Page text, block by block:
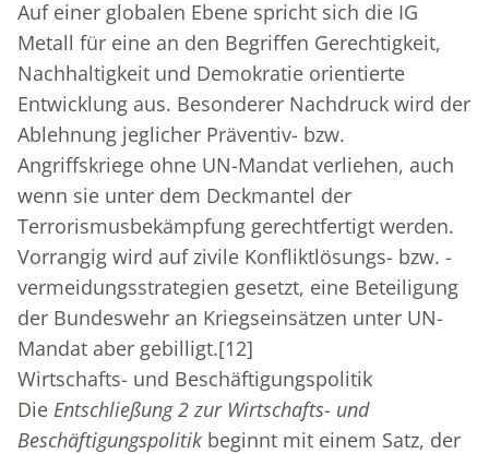
Auf einer globalen Ebene spricht sich die IG
Metall für eine an den Begriffen Gerechtigkeit,
Nachhaltigkeit und Demokratie orientierte
Entwicklung aus. Besonderer Nachdruck wird der
Ablehnung jeglicher Präventiv- bzw.
Angriffskriege ohne UN-Mandat verliehen, auch
wenn sie unter dem Deckmantel der
Terrorismusbekämpfung gerechtfertigt werden.
Vorrangig wird auf zivile Konfliktlösungs- bzw. -
vermeidungsstrategien gesetzt, eine Beteiligung
der Bundeswehr an Kriegseinsätzen unter UN-
Mandat aber gebilligt.[12]
Wirtschafts- und Beschäftigungspolitik
Die Entschließung 2 zur Wirtschafts- und
Beschäftigungspolitik beginnt mit einem Satz, der